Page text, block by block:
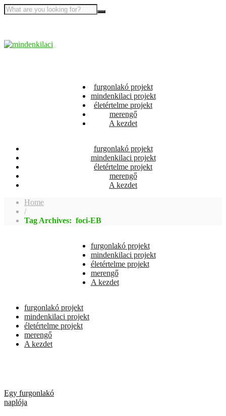
furgonlakó projekt
mindenkilaci projekt
életértelme projekt
merengő
A kezdet
furgonlakó projekt
mindenkilaci projekt
életértelme projekt
merengő
A kezdet
Home
/
Tag Archives: foci-EB
furgonlakó projekt
mindenkilaci projekt
életértelme projekt
merengő
A kezdet
furgonlakó projekt
mindenkilaci projekt
életértelme projekt
merengő
A kezdet
Egy furgonlakó
naplója